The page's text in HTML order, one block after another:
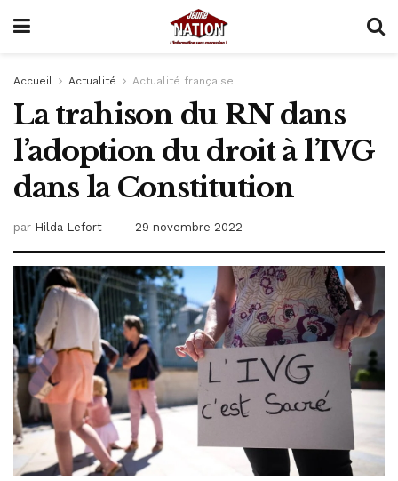
Accueil Actualité Actualité française
La trahison du RN dans
l’adoption du droit à l’IVG
dans la Constitution
par Hilda Lefort 29 novembre 2022